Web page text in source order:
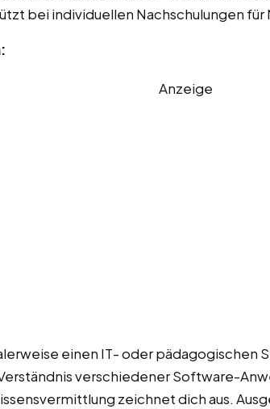
bei individuellen Nachschulungen
Anzeige
einen IT- oder pädagogischen
verschiedener Software-
zeichnet dich aus.